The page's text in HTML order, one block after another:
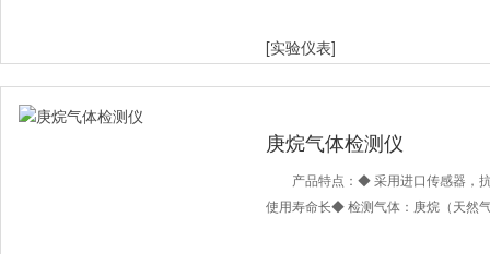
[实验仪表]
庚烷气体检测仪
产品特点：◆ 采用进口传感器，
使用寿命长◆ 检测气体：庚烷（天然